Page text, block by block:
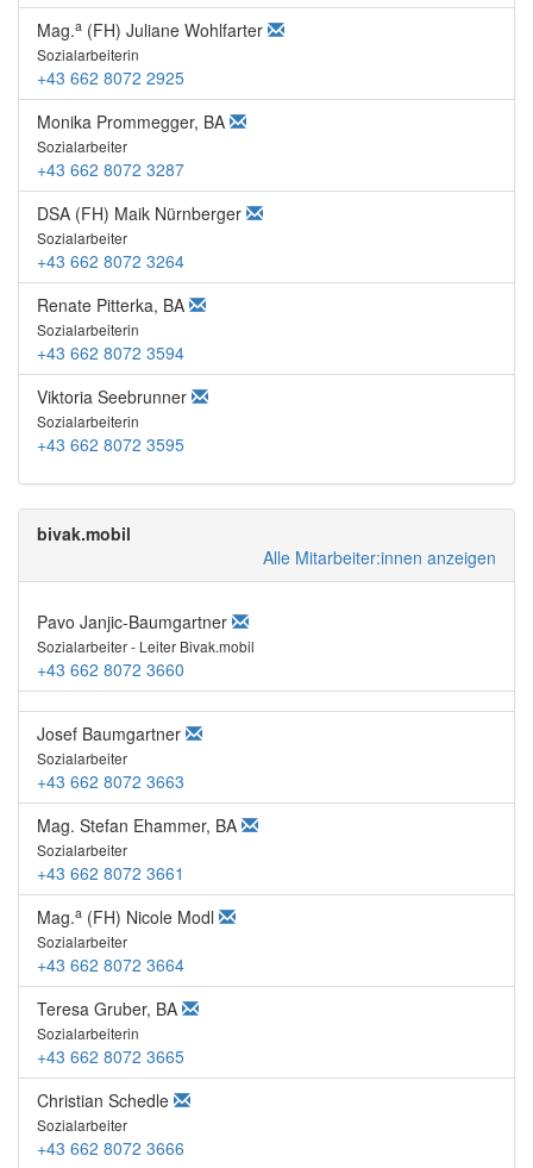
Mag.a (FH) Juliane Wohlfarter
Sozialarbeiterin
+43 662 8072 2925
Monika Prommegger, BA
Sozialarbeiter
+43 662 8072 3287
DSA (FH) Maik Nürnberger
Sozialarbeiter
+43 662 8072 3264
Renate Pitterka, BA
Sozialarbeiterin
+43 662 8072 3594
Viktoria Seebrunner
Sozialarbeiterin
+43 662 8072 3595
bivak.mobil
Alle Mitarbeiter:innen anzeigen
Pavo Janjic-Baumgartner
Sozialarbeiter - Leiter Bivak.mobil
+43 662 8072 3660
Josef Baumgartner
Sozialarbeiter
+43 662 8072 3663
Mag. Stefan Ehammer, BA
Sozialarbeiter
+43 662 8072 3661
Mag.a (FH) Nicole Modl
Sozialarbeiter
+43 662 8072 3664
Teresa Gruber, BA
Sozialarbeiterin
+43 662 8072 3665
Christian Schedle
Sozialarbeiter
+43 662 8072 3666